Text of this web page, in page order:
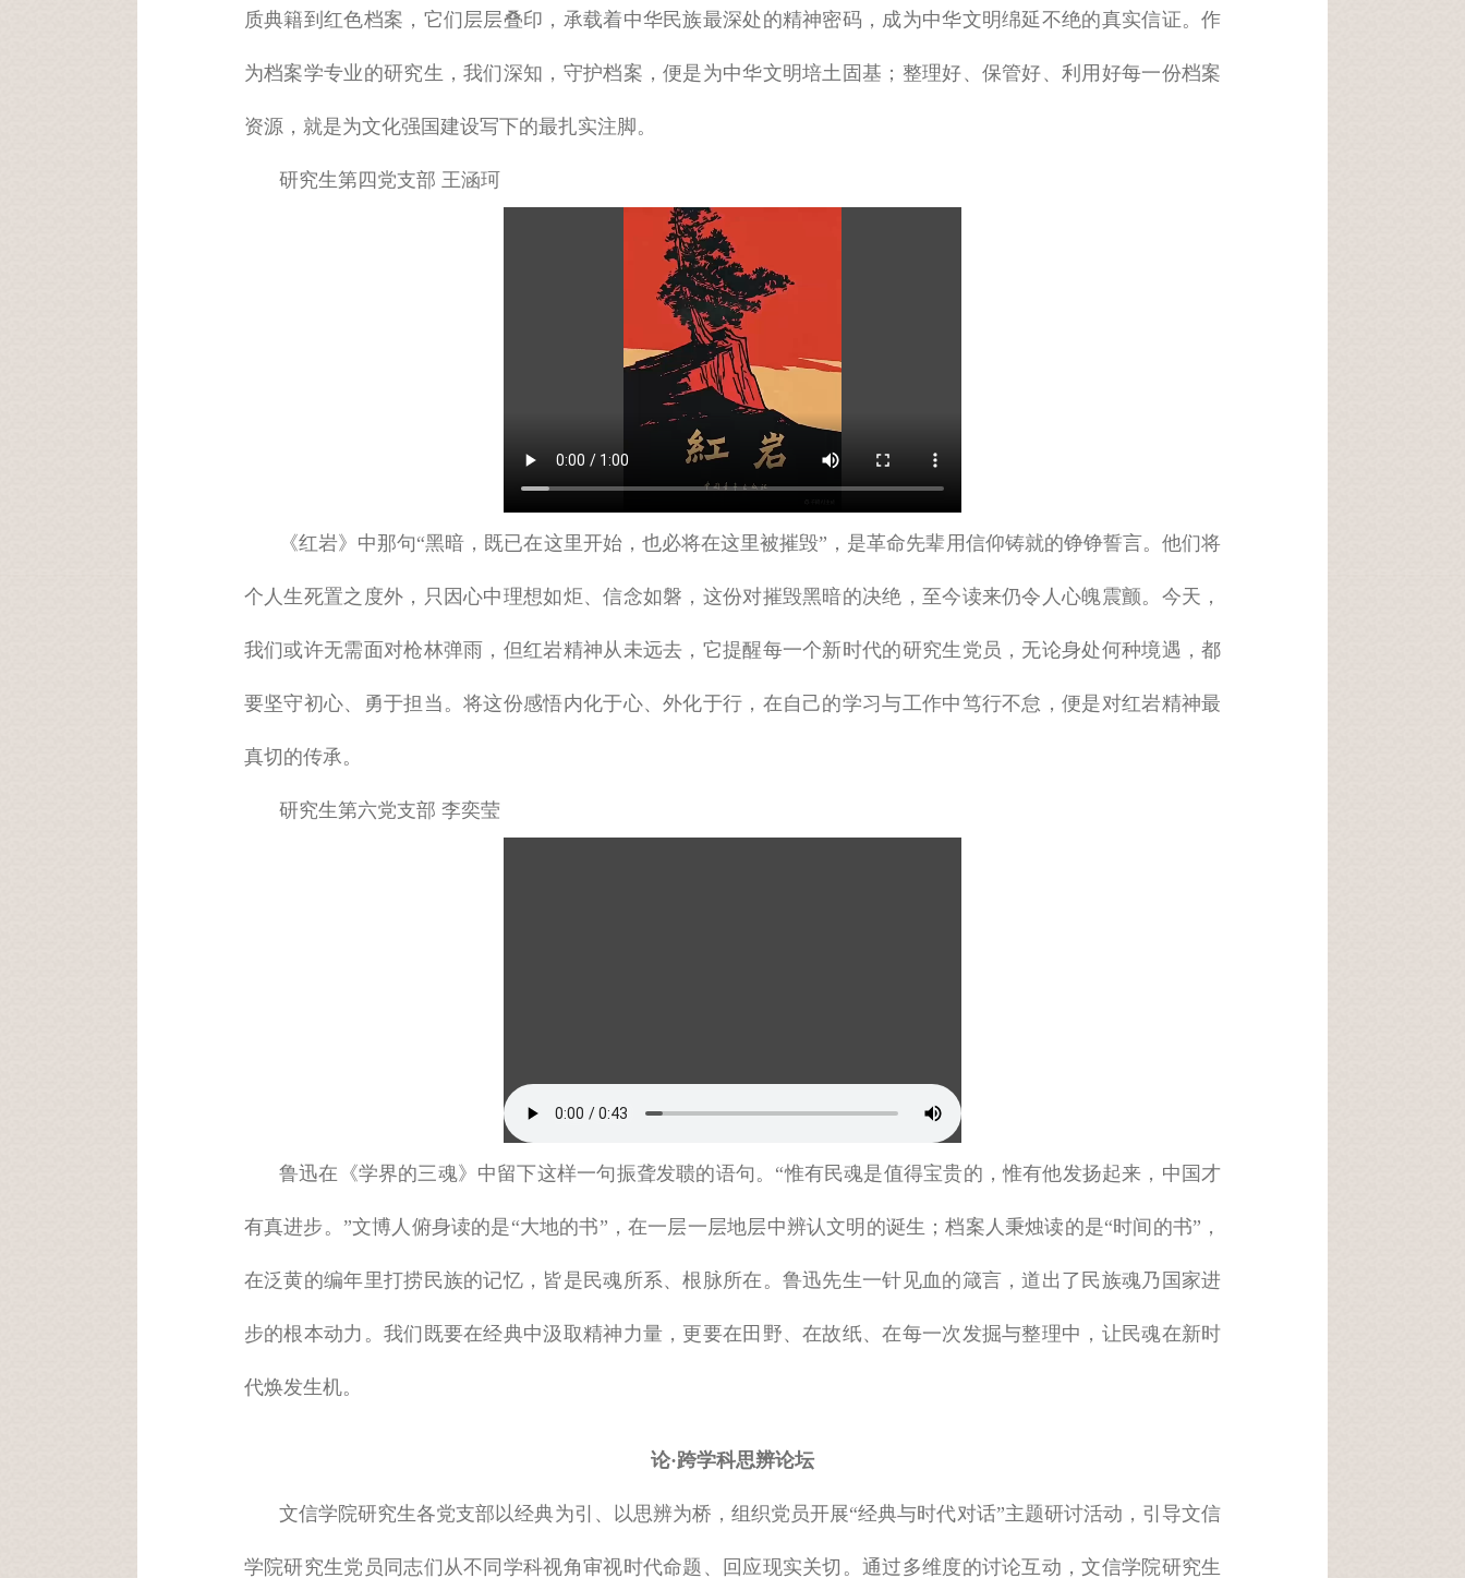
质典籍到红色档案，它们层层叠印，承载着中华民族最深处的精神密码，成为中华文明绵延不绝的真实信证。作
为档案学专业的研究生，我们深知，守护档案，便是为中华文明培土固基；整理好、保管好、利用好每一份档案
资源，就是为文化强国建设写下的最扎实注脚。
研究生第四党支部 王涵珂
《红岩》中那句“黑暗，既已在这里开始，也必将在这里被摧毁”，是革命先辈用信仰铸就的铮铮誓言。他们将
个人生死置之度外，只因心中理想如炬、信念如磐，这份对摧毁黑暗的决绝，至今读来仍令人心魄震颤。今天，
我们或许无需面对枪林弹雨，但红岩精神从未远去，它提醒每一个新时代的研究生党员，无论身处何种境遇，都
要坚守初心、勇于担当。将这份感悟内化于心、外化于行，在自己的学习与工作中笃行不怠，便是对红岩精神最
真切的传承。
研究生第六党支部 李奕莹
鲁迅在《学界的三魂》中留下这样一句振聋发聩的语句。“惟有民魂是值得宝贵的，惟有他发扬起来，中国才
有真进步。”文博人俯身读的是“大地的书”，在一层一层地层中辨认文明的诞生；档案人秉烛读的是“时间的书”，
在泛黄的编年里打捞民族的记忆，皆是民魂所系、根脉所在。鲁迅先生一针见血的箴言，道出了民族魂乃国家进
步的根本动力。我们既要在经典中汲取精神力量，更要在田野、在故纸、在每一次发掘与整理中，让民魂在新时
代焕发生机。
论·跨学科思辨论坛
文信学院研究生各党支部以经典为引、以思辨为桥，组织党员开展“经典与时代对话”主题研讨活动，引导文信
学院研究生党员同志们从不同学科视角审视时代命题、回应现实关切。通过多维度的讨论互动，文信学院研究生